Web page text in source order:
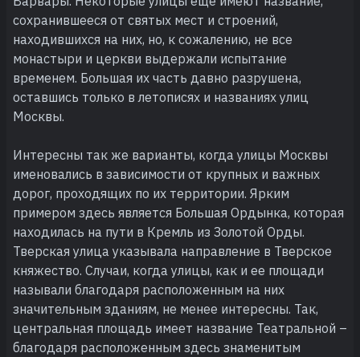
сохранившееся от святых мест и строений,
находившихся на них, но, к сожалению, не все
монастыри и церкви выдержали испытание
временем. Большая их часть давно разрушена,
оставшись только в летописях и названиях улиц
Москвы.
Интересны так же варианты, когда улицы Москвы
именовались в зависимости от крупных и важных
дорог, проходящих по их территории. Ярким
примером здесь является Большая Ордынка, которая
находилась на пути в Кремль из Золотой Орды.
Тверская улица указывала направление в Тверское
княжество. Случаи, когда улицы, как и ее площади
называли благодаря расположенным на них
значительным зданиям, не менее интересны. Так,
центральная площадь имеет название Театральной –
благодаря расположенным здесь знаменитым